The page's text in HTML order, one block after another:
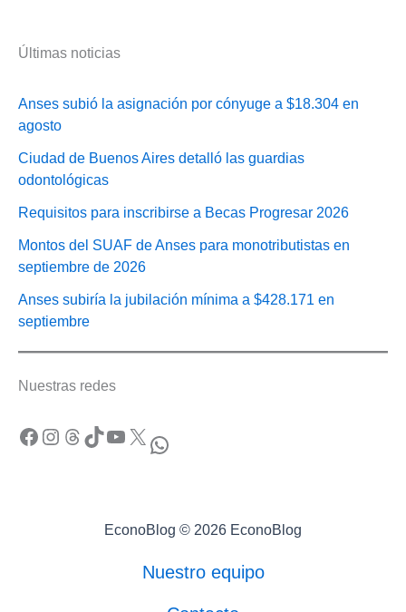
Últimas noticias
Anses subió la asignación por cónyuge a $18.304 en
agosto
Ciudad de Buenos Aires detalló las guardias
odontológicas
Requisitos para inscribirse a Becas Progresar 2026
Montos del SUAF de Anses para monotributistas en
septiembre de 2026
Anses subiría la jubilación mínima a $428.171 en
septiembre
Nuestras redes
Facebook Instagram Threads TikTok YouTube X WhatsApp
EconoBlog © 2026 EconoBlog
Nuestro equipo